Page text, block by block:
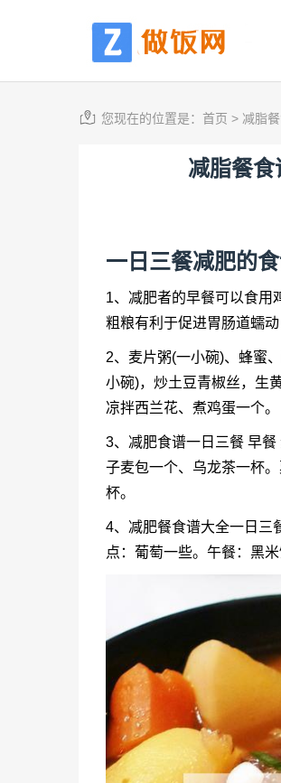
您现在的位置是： 首页 > 减脂
减脂餐食
一日三餐减肥的
1、减肥者的早餐可以食用
粗粮有利于促进胃肠道蠕
2、麦片粥(一小碗)、蜂蜜
小碗)，炒土豆青椒丝，生
凉拌西兰花、煮鸡蛋一个。
3、减肥食谱一日三餐 早
子麦包一个、乌龙茶一杯
杯。
4、减肥餐食谱大全一日三
点：葡萄一些。午餐：黑